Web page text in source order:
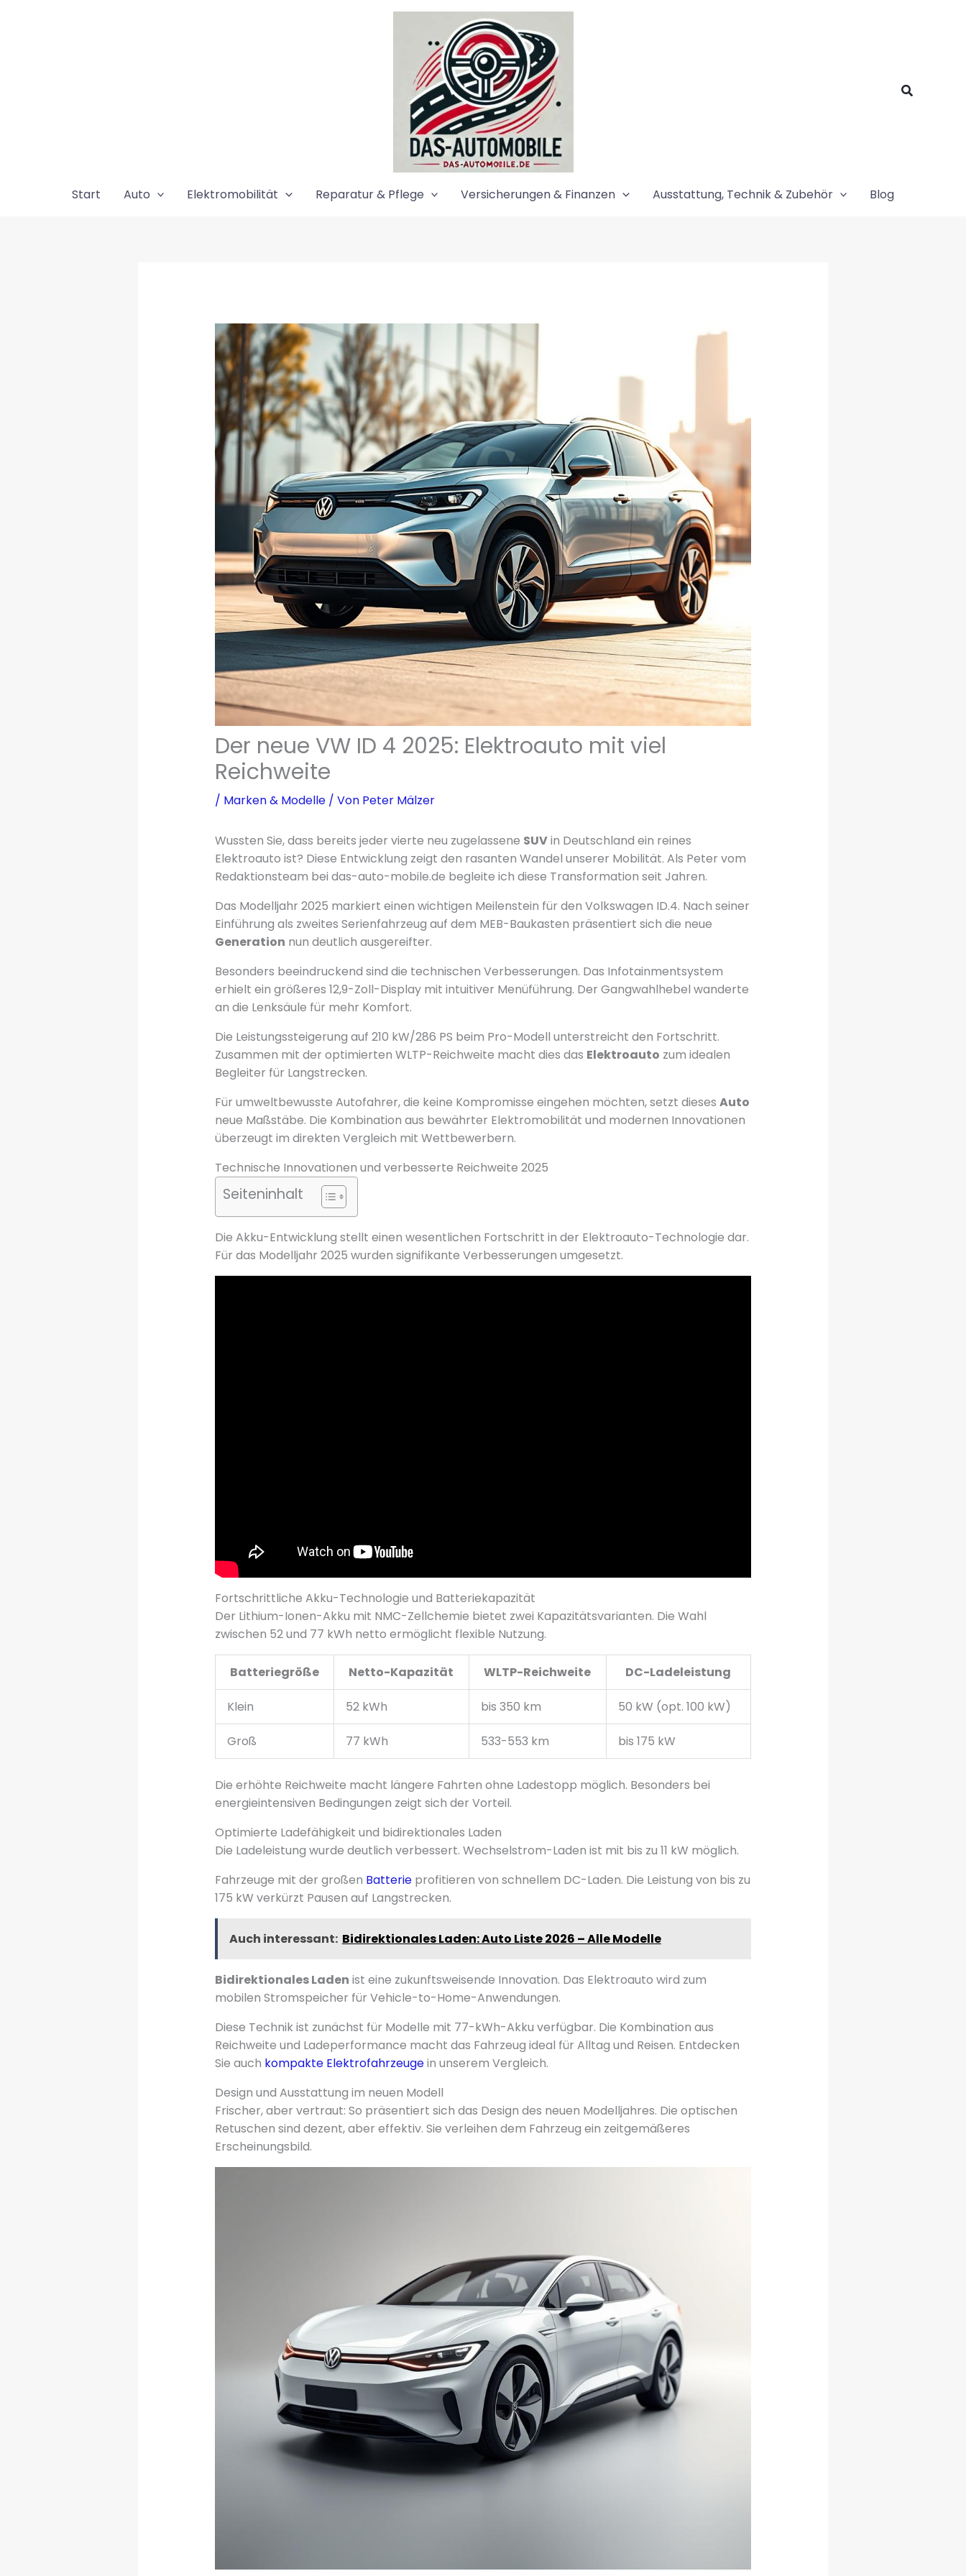
Suchen
Start Auto Elektromobilität Reparatur & Pflege Versicherungen & Finanzen Ausstattung, Technik & Zubehör Blog
Der neue VW ID 4 2025: Elektroauto mit viel
Reichweite
/ Marken & Modelle/ Von Peter Mälzer
Wussten Sie, dass bereits jeder vierte neu zugelassene SUVin Deutschland ein reines
Elektroauto ist? Diese Entwicklung zeigt den rasanten Wandel unserer Mobilität. Als Peter vom
Redaktionsteam bei das-auto-mobile.de begleite ich diese Transformation seit Jahren.
Das Modelljahr 2025 markiert einen wichtigen Meilenstein für den Volkswagen ID.4. Nach seiner
Einführung als zweites Serienfahrzeug auf dem MEB-Baukasten präsentiert sich die neue
Generation nun deutlich ausgereifter.
Besonders beeindruckend sind die technischen Verbesserungen. Das Infotainmentsystem
erhielt ein größeres 12,9-Zoll-Display mit intuitiver Menüführung. Der Gangwahlhebel wanderte
an die Lenksäule für mehr Komfort.
Die Leistungssteigerung auf 210 kW/286 PS beim Pro-Modell unterstreicht den Fortschritt.
Zusammen mit der optimierten WLTP-Reichweite macht dies das Elektroauto zum idealen
Begleiter für Langstrecken.
Für umweltbewusste Autofahrer, die keine Kompromisse eingehen möchten, setzt dieses Auto
neue Maßstäbe. Die Kombination aus bewährter Elektromobilität und modernen Innovationen
überzeugt im direkten Vergleich mit Wettbewerbern.
Technische Innovationen und verbesserte Reichweite 2025
Seiteninhalt
Die Akku-Entwicklung stellt einen wesentlichen Fortschritt in der Elektroauto-Technologie dar.
Für das Modelljahr 2025 wurden signifikante Verbesserungen umgesetzt.
Fortschrittliche Akku-Technologie und Batteriekapazität
Der Lithium-Ionen-Akku mit NMC-Zellchemie bietet zwei Kapazitätsvarianten. Die Wahl
zwischen 52 und 77 kWh netto ermöglicht flexible Nutzung.
Batteriegröße Netto-Kapazität WLTP-Reichweite DC-Ladeleistung
Klein 52 kWh bis 350 km 50 kW (opt. 100 kW)
Groß 77 kWh 533-553 km bis 175 kW
Die erhöhte Reichweite macht längere Fahrten ohne Ladestopp möglich. Besonders bei
energieintensiven Bedingungen zeigt sich der Vorteil.
Optimierte Ladefähigkeit und bidirektionales Laden
Die Ladeleistung wurde deutlich verbessert. Wechselstrom-Laden ist mit bis zu 11 kW möglich.
Fahrzeuge mit der großen Batterieprofitieren von schnellem DC-Laden. Die Leistung von bis zu
175 kW verkürzt Pausen auf Langstrecken.
Auch interessant: Bidirektionales Laden: Auto Liste 2026 – Alle Modelle
Bidirektionales Laden ist eine zukunftsweisende Innovation. Das Elektroauto wird zum
mobilen Stromspeicher für Vehicle-to-Home-Anwendungen.
Diese Technik ist zunächst für Modelle mit 77-kWh-Akku verfügbar. Die Kombination aus
Reichweite und Ladeperformance macht das Fahrzeug ideal für Alltag und Reisen. Entdecken
Sie auch kompakte Elektrofahrzeugein unserem Vergleich.
Design und Ausstattung im neuen Modell
Frischer, aber vertraut: So präsentiert sich das Design des neuen Modelljahres. Die optischen
Retuschen sind dezent, aber effektiv. Sie verleihen dem Fahrzeug ein zeitgemäßeres
Erscheinungsbild.